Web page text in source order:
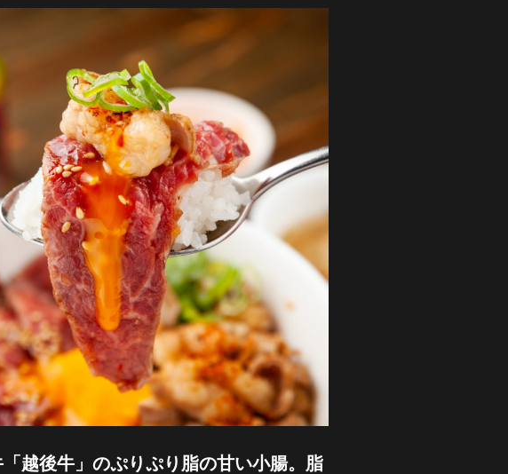
越後牛」のぷりぷり脂の甘い小腸。脂